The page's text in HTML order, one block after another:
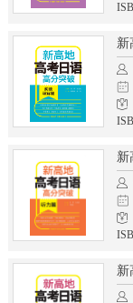
新
新
新